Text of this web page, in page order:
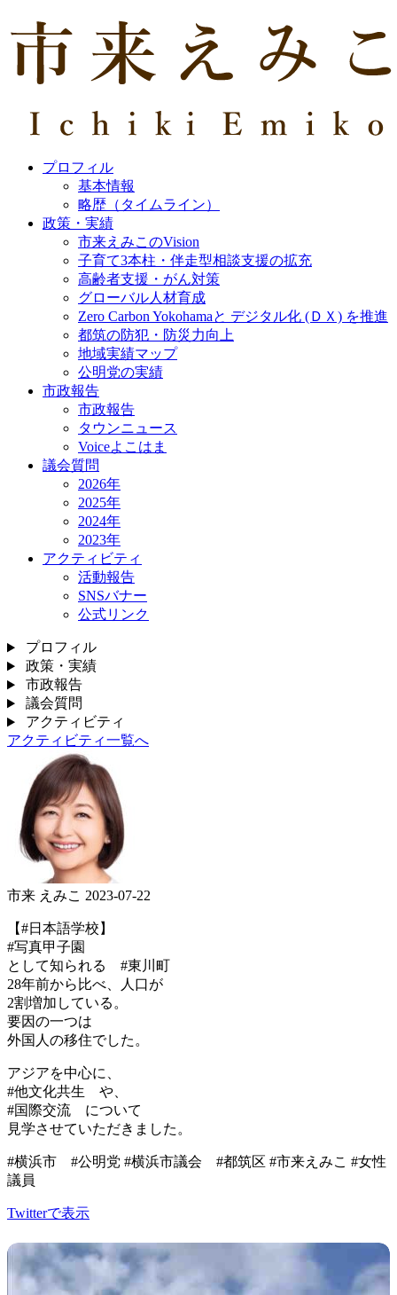
プロフィル
基本情報
略歴（タイムライン）
政策・実績
市来えみこのVision
子育て3本柱・伴走型相談支援の拡充
高齢者支援・がん対策
グローバル人材育成
Zero Carbon Yokohamaと デジタル化 (ＤＸ) を推進
都筑の防犯・防災力向上
地域実績マップ
公明党の実績
市政報告
市政報告
タウンニュース
Voiceよこはま
議会質問
2026年
2025年
2024年
2023年
アクティビティ
活動報告
SNSバナー
公式リンク
プロフィル
政策・実績
市政報告
議会質問
アクティビティ
アクティビティ一覧へ
市来 えみこ 2023-07-22
【#日本語学校】
#写真甲子園
として知られる #東川町
28年前から比べ、人口が
2割増加している。
要因の一つは
外国人の移住でした。
アジアを中心に、
#他文化共生 や、
#国際交流 について
見学させていただきました。
#横浜市 #公明党 #横浜市議会 #都筑区 #市来えみこ #女性
議員
Twitterで表示